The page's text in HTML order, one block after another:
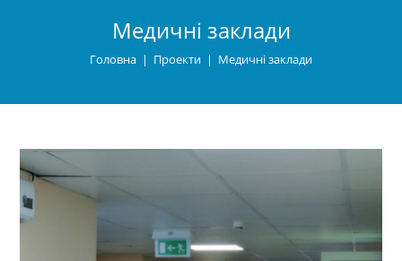
Медичні заклади
Головна | Проекти | Медичні заклади